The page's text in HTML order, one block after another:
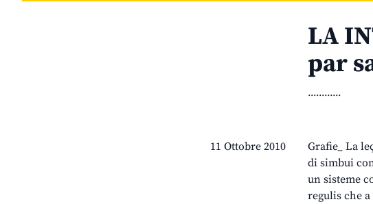
LA
par
............
11 Ottobre 2010
Grafie_ La
di simbui
un sisteme
regulis che